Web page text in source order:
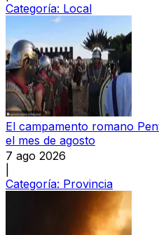
Categoría: Local
El campamento romano
el mes de agosto
7 ago 2026
Categoría: Provincia